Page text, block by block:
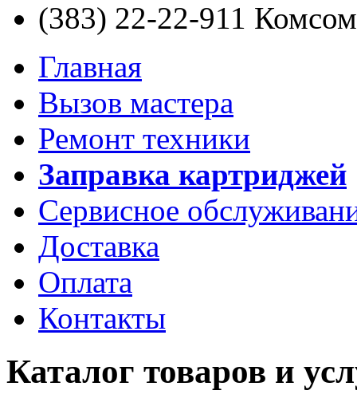
(383) 22-22-911
Главная
Вызов мастера
Ремонт техники
Заправка картриджей
Сервисное
Доставка
Оплата
Контакты
Каталог товаров и